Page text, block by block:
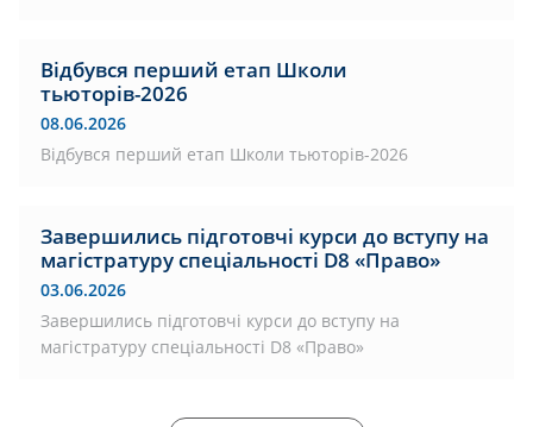
Відбувся перший етап Школи
тьюторів-2026
08.06.2026
Відбувся перший етап Школи тьюторів-2026
Завершились підготовчі курси до вступу на
магістратуру спеціальності D8 «Право»
03.06.2026
Завершились підготовчі курси до вступу на
магістратуру спеціальності D8 «Право»